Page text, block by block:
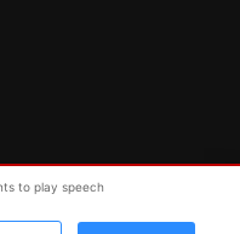
, All Rights Reserved
Diponegoro University
to play speech